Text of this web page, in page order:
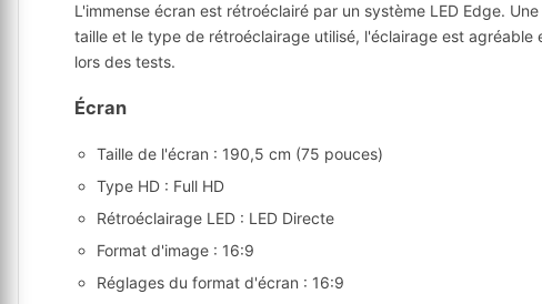
L'immense écran est rétroéclairé par un système LED Edge.
taille et le type de rétroéclairage utilisé, l'éclairage est
lors des tests.
Écran
Taille de l'écran : 190,5 cm (75 pouces)
Type HD : Full HD
Rétroéclairage LED : LED Directe
Format d'image : 16:9
Réglages du format d'écran : 16:9